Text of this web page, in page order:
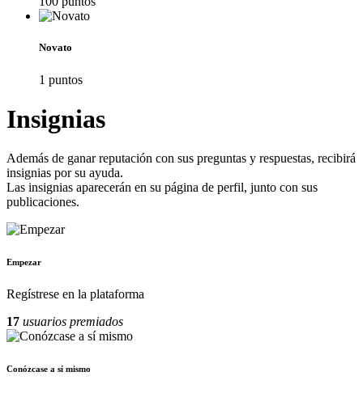
Novato
1 puntos
Insignias
Además de ganar reputación con sus preguntas y respuestas, recibirá
insignias por su ayuda.
Las insignias aparecerán en su página de perfil, junto con sus
publicaciones.
Empezar
Regístrese en la plataforma
17 usuarios premiados
Conózcase a sí mismo